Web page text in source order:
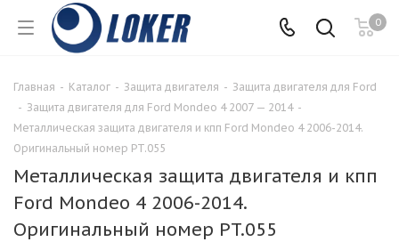
0
Главная - Каталог - Защита двигателя - Защита двигателя для Ford
- Защита двигателя для Ford Mondeo 4 2007 — 2014 -
Металлическая защита двигателя и кпп Ford Mondeo 4 2006-2014.
Оригинальный номер PT.055
Металлическая защита двигателя и кпп
Ford Mondeo 4 2006-2014.
Оригинальный номер PT.055